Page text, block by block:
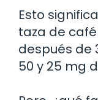
Esto
taza de
después de
50 y 25 mg